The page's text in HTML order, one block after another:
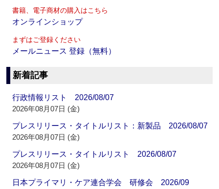
書籍、電子商材の購入はこちら
オンラインショップ
まずはご登録ください
メールニュース 登録（無料）
新着記事
行政情報リスト 2026/08/07
2026年08月07日 (金)
プレスリリース・タイトルリスト：新製品 2026/08/07
2026年08月07日 (金)
プレスリリース・タイトルリスト 2026/08/07
2026年08月07日 (金)
日本プライマリ・ケア連合学会 研修会 2026/09